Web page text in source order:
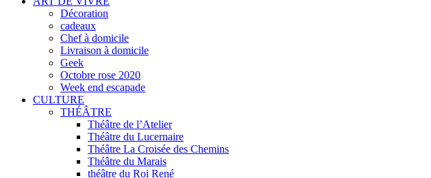
Décoration
cadeaux
Chef à domicile
Livraison à domicile
Geek
Octobre rose 2020
Week end escapade
CULTURE
THÉÂTRE
Théâtre de l’Atelier
Théâtre du Lucernaire
Théâtre La Croisée des Chemins
Théâtre du Marais
théâtre du Roi René